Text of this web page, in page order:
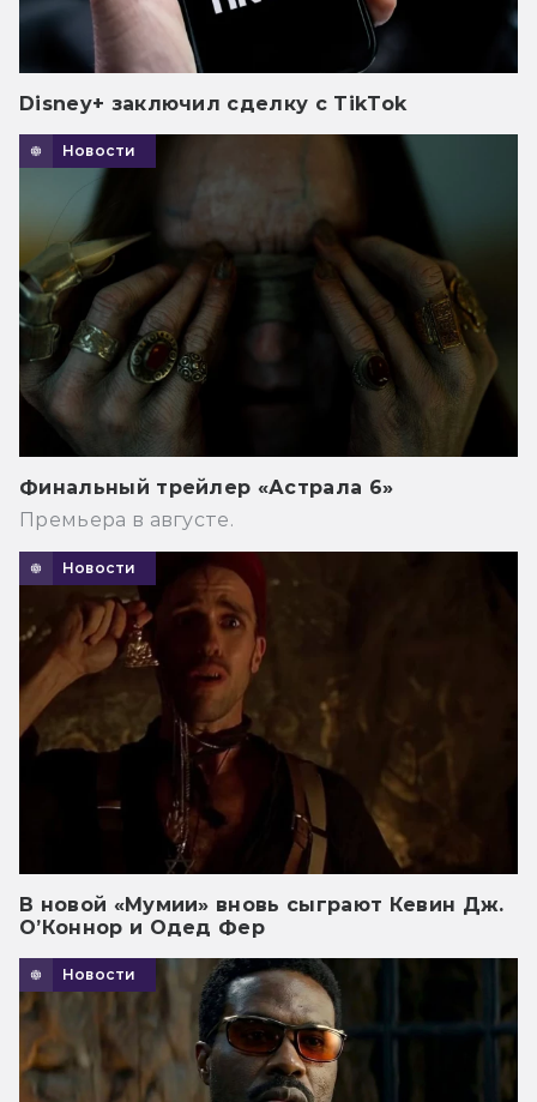
Disney+ заключил сделку с TikTok
Новости
Финальный трейлер «Астрала 6»
Премьера в августе.
Новости
В новой «Мумии» вновь сыграют Кевин Дж.
О’Коннор и Одед Фер
Новости